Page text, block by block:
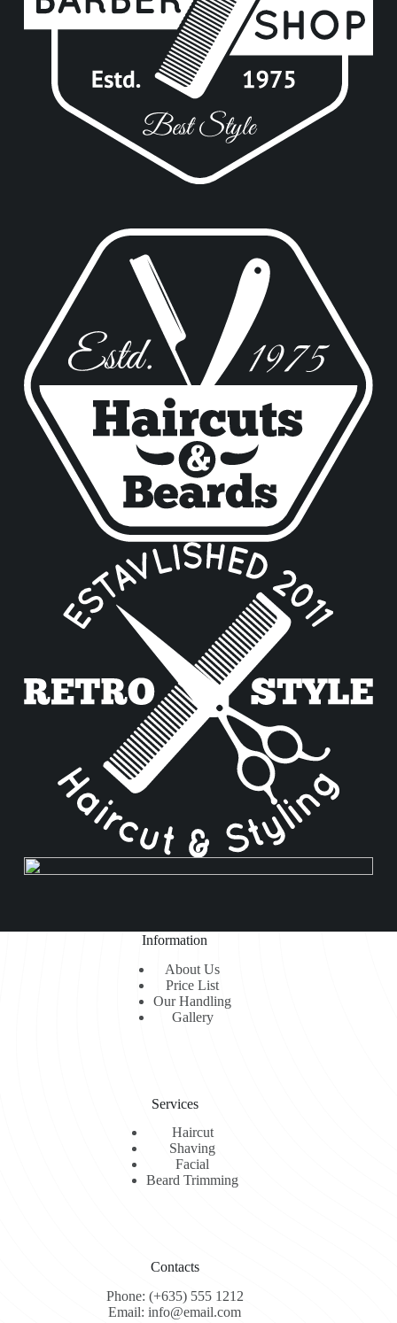
Information
About Us
Price List
Our Handling
Gallery
Services
Haircut
Shaving
Facial
Beard Trimming
Contacts
Phone: (+635) 555 1212
Email: info@email.com